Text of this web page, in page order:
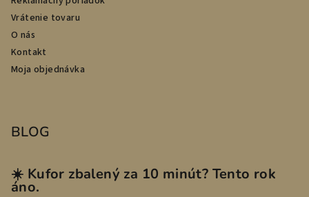
Vrátenie tovaru
O nás
Kontakt
Moja objednávka
BLOG
☀️ Kufor zbalený za 10 minút? Tento rok
áno.